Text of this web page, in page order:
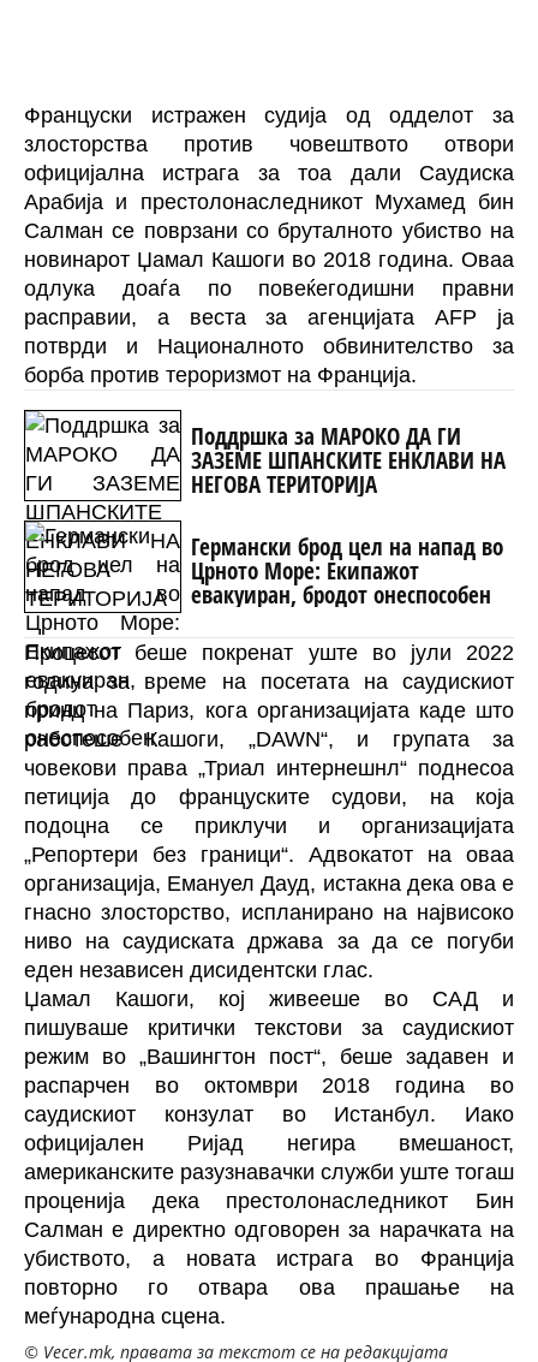
Француски истражен судија од одделот за
злосторства против човештвото отвори
официјална истрага за тоа дали Саудиска
Арабија и престолонаследникот Мухамед бин
Салман се поврзани со бруталното убиство на
новинарот Џамал Кашоги во 2018 година. Оваа
одлука доаѓа по повеќегодишни правни
расправии, а веста за агенцијатаAFP ја
потврди и Националното обвинителство за
борба против тероризмот на Франција.
Поддршка за МАРОКО ДА ГИ
ЗАЗЕМЕ ШПАНСКИТЕ ЕНКЛАВИ НА
НЕГОВА ТЕРИТОРИЈА
Германски брод цел на напад во
Црното Море: Екипажот
евакуиран, бродот онеспособен
Процесот беше покренат уште во јули 2022
година за време на посетата на саудискиот
принц на Париз, кога организацијата каде што
работеше Кашоги, „DAWN“, и групата за
човекови права „Триал интернешнл“ поднесоа
петиција до француските судови, на која
подоцна се приклучи и организацијата
„Репортери без граници“. Адвокатот на оваа
организација, Емануел Дауд, истакна дека ова е
гнасно злосторство, испланирано на највисоко
ниво на саудиската држава за да се погуби
еден независен дисидентски глас.
Џамал Кашоги, кој живееше во САД и
пишуваше критички текстови за саудискиот
режим во „Вашингтон пост“, беше задавен и
распарчен во октомври 2018 година во
саудискиот конзулат во Истанбул. Иако
официјален Ријад негира вмешаност,
американските разузнавачки служби уште тогаш
проценија дека престолонаследникот Бин
Салман е директно одговорен за нарачката на
убиството, а новата истрага во Франција
повторно го отвара ова прашање на
меѓународна сцена.
© Vecer.mk, правата за текстот се на редакцијата